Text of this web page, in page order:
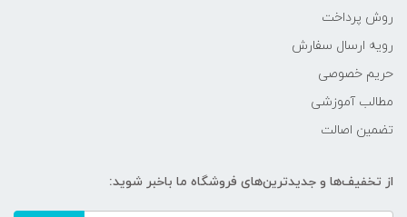
روش پرداخت
رویه ارسال سفارش
حریم خصوصی
مطالب آموزشی
تضمین اصالت
از تخفیف‌ها و جدیدترین‌های فروشگاه ما باخبر شوید: